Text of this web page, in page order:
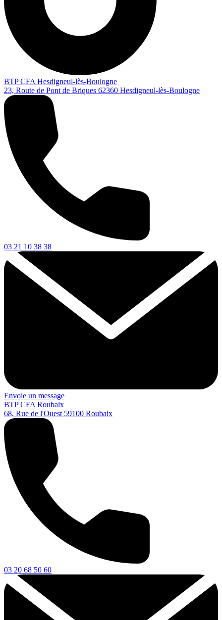
BTP CFA Hesdigneul-lès-Boulogne
23, Route de Pont de Briques 62360 Hesdigneul-lès-Boulogne
03 21 10 38 38
Envoie un message
BTP CFA Roubaix
68, Rue de l'Ouest 59100 Roubaix
03 20 68 50 60